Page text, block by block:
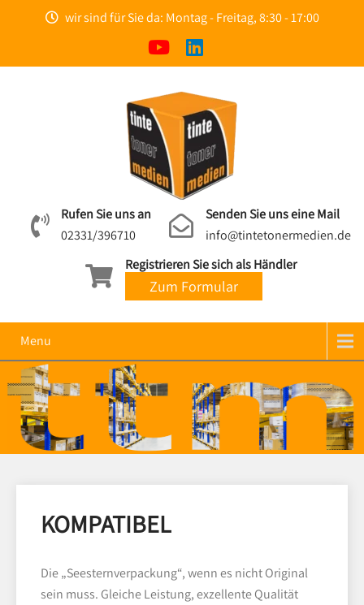
wir sind für Sie da: Montag - Freitag, 8:30 - 17:00
Rufen Sie uns an
02331/396710
Senden Sie uns eine Mail
info@tintetonermedien.de
Registrieren Sie sich als Händler
Zum Formular
Menu
KOMPATIBEL
Die „Seesternverpackung“, wenn es nicht Original
sein muss. Gleiche Leistung, exzellente Qualität